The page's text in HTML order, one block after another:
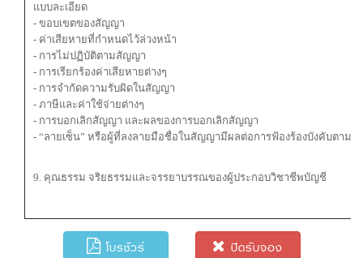
แบบละเอียด
- ขอบเขตของสัญญา
- ค่าเสียหายที่กำหนดไว้ล่วงหน้า
- การไม่ปฏิบัติตามสัญญา
- การเรียกร้องค่าเสียหายต่างๆ
- การจำกัดความรับผิดในสัญญา
- ภาษีและค่าใช้จ่ายต่างๆ
- การบอกเลิกสัญญา และผลของการบอกเลิกสัญญา
- “ลายเซ็น” หรือผู้ที่ลงลายมือชื่อในสัญญามีผลต่อการฟ้องร้องบังคับตาม
9. คุณธรรม จริยธรรมและจรรยาบรรณของผู้ประกอบวิชาชีพบัญชี
โบรชัวร์ ปิดรับจอง